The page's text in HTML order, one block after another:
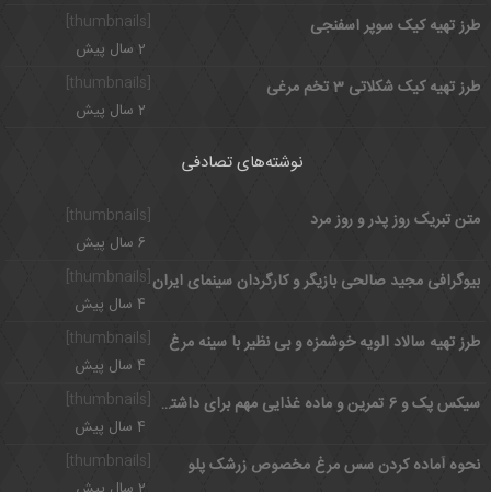
[thumbnails]
طرز تهیه کیک سوپر اسفنجی
2 سال پیش
طرز تهیه کیک شکلاتی 3 تخم مرغی
2 سال پیش
نوشته‌های تصادفی
[thumbnails] متن تبریک روز پدر و روز مرد
6 سال پیش
بیوگرافی مجید صالحی بازیگر و کارگردان سینمای ایران
4 سال پیش
[thumbnails]
طرز تهیه سالاد الویه خوشمزه و بی نظیر با سینه مرغ
4 سال پیش
سیکس پک و 6 تمرین و ماده غذایی مهم برای داشتن شکم شش تکه
4 سال پیش
نحوه آماده کردن سس مرغ مخصوص زرشک پلو